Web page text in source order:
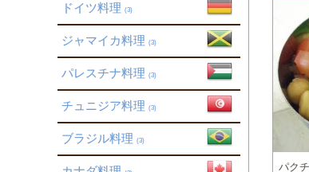
ドイツ料理 (3)
ジャマイカ料理 (3)
パレスチナ料理 (3)
チュニジア料理 (3)
ブラジル料理 (3)
パク